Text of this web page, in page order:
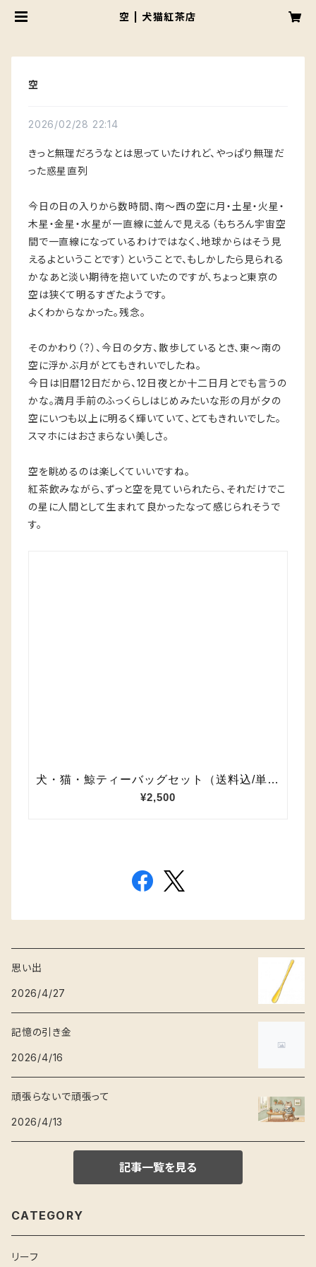
空 | 犬猫紅茶店
空
2026/02/28 22:14
きっと無理だろうなとは思っていたけれど、やっぱり無理だ
った惑星直列
今日の日の入りから数時間、南〜西の空に月・土星・火星・
木星・金星・水星が一直線に並んで見える（もちろん宇宙空
間で一直線になっているわけではなく、地球からはそう見
えるよということです）ということで、もしかしたら見られる
かなあと淡い期待を抱いていたのですが、ちょっと東京の
空は狭くて明るすぎたようです。
よくわからなかった。残念。
そのかわり（？）、今日の夕方、散歩しているとき、東〜南の
空に浮かぶ月がとてもきれいでしたね。
今日は旧暦12日だから、12日夜とか十二日月とでも言うの
かな。満月手前のふっくらしはじめみたいな形の月が夕の
空にいつも以上に明るく輝いていて、とてもきれいでした。
スマホにはおさまらない美しさ。
空を眺めるのは楽しくていいですね。
紅茶飲みながら、ずっと空を見ていられたら、それだけでこ
の星に人間として生まれて良かったなって感じられそうで
す。
思い出
2026/4/27
記憶の引き金
2026/4/16
頑張らないで頑張って
2026/4/13
記事一覧を見る
CATEGORY
リーフ